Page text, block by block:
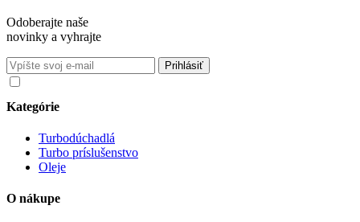
Odoberajte naše
novinky a vyhrajte
Kategórie
Turbodúchadlá
Turbo príslušenstvo
Oleje
O nákupe